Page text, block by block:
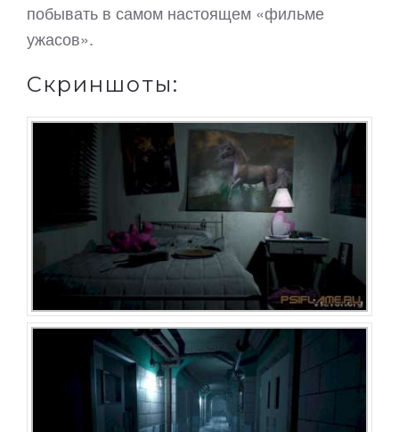
побывать в самом настоящем «фильме
ужасов».
Скриншоты: